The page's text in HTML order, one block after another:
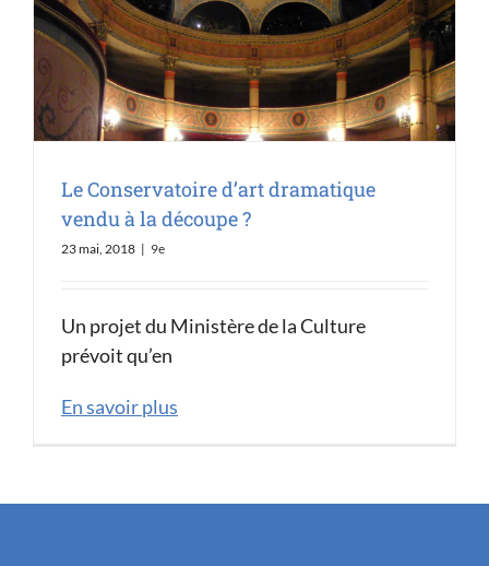
Le Conservatoire d’art dramatique
vendu à la découpe ?
23 mai, 2018 | 9e
Un projet du Ministère de la Culture
prévoit qu’en
En savoir plus